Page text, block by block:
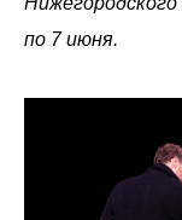
по 7 июня.